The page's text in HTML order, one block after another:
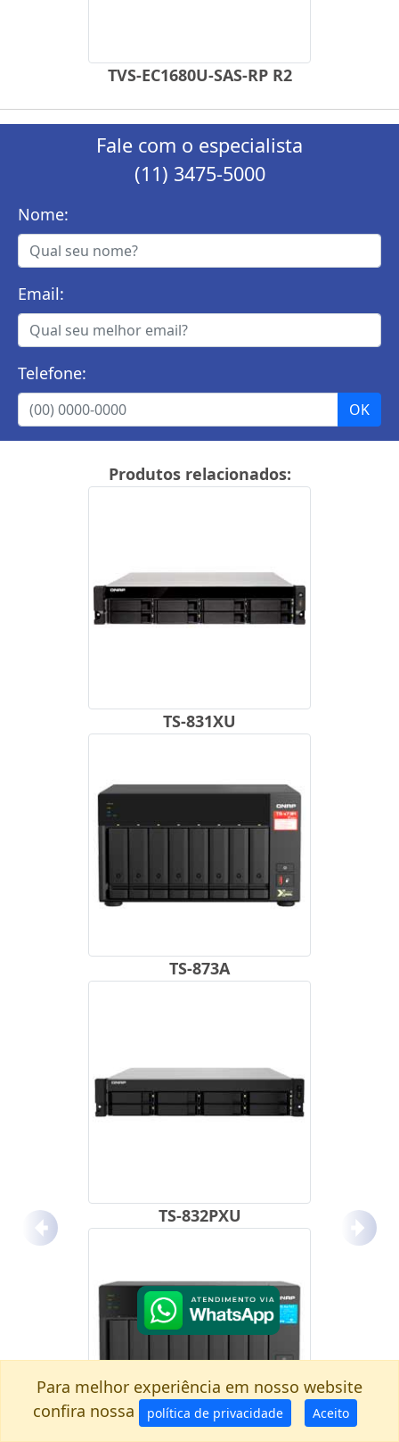
TVS-EC1680U-SAS-RP R2
Fale com o especialista
(11) 3475-5000
Nome:
Email:
Telefone:
Produtos relacionados:
TS-831XU
TS-873A
TS-832PXU
Anterior
Para melhor experiência em nosso website
confira nossa
política de privacidade Aceito